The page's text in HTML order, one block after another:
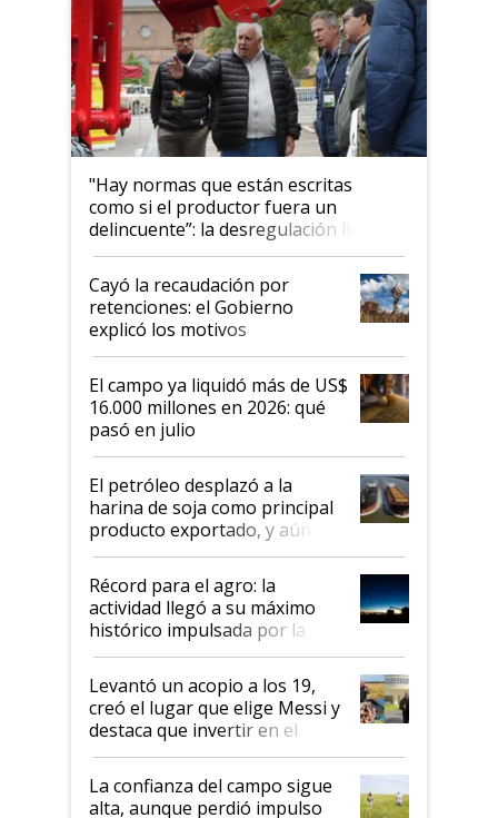
"Hay normas que están escritas
como si el productor fuera un
delincuente”: la desregulación llegó
al Congreso Aapresid y hasta se
habló del financiamiento al IPCVA
Cayó la recaudación por
retenciones: el Gobierno
explicó los motivos
El campo ya liquidó más de US$
16.000 millones en 2026: qué
pasó en julio
El petróleo desplazó a la
harina de soja como principal
producto exportado, y aún así
el agro aportó casi seis de cada
diez dólares y sostuvo el
liderazgo en un semestre
récord
Récord para el agro: la
actividad llegó a su máximo
histórico impulsada por la
cosecha y las exportaciones
Levantó un acopio a los 19,
creó el lugar que elige Messi y
destaca que invertir en el
kirchnerismo era como "darle
plata a un hijo para droga":
Juan Félix Rossetti, el libertario
La confianza del campo sigue
alta, aunque perdió impulso